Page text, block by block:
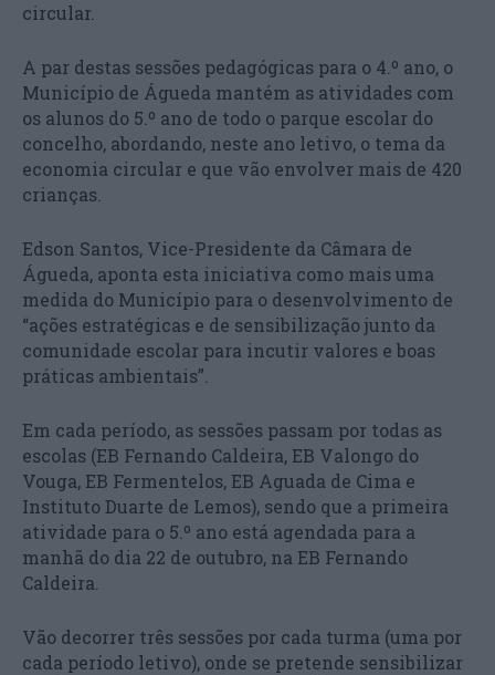
circular.
A par destas sessões pedagógicas para o 4.º ano, o
Município de Águeda mantém as atividades com
os alunos do 5.º ano de todo o parque escolar do
concelho, abordando, neste ano letivo, o tema da
economia circular e que vão envolver mais de 420
crianças.
Edson Santos, Vice-Presidente da Câmara de
Águeda, aponta esta iniciativa como mais uma
medida do Município para o desenvolvimento de
“ações estratégicas e de sensibilização junto da
comunidade escolar para incutir valores e boas
práticas ambientais”.
Em cada período, as sessões passam por todas as
escolas (EB Fernando Caldeira, EB Valongo do
Vouga, EB Fermentelos, EB Aguada de Cima e
Instituto Duarte de Lemos), sendo que a primeira
atividade para o 5.º ano está agendada para a
manhã do dia 22 de outubro, na EB Fernando
Caldeira.
Vão decorrer três sessões por cada turma (uma por
cada período letivo), onde se pretende sensibilizar